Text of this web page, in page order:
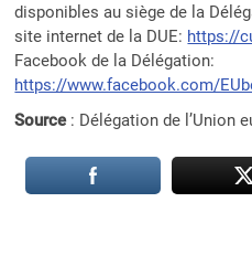
disponibles au siège de la
site internet de la DUE: https://
Facebook de la Délégation:
https://www.facebook.com/
Source : Délégation de l’Union